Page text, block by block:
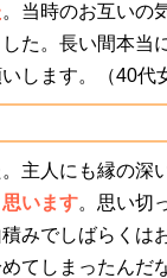
。当時のお互いの
た。長い間本当
します。（40代
主人にも縁の深
います。思い切
みでしばらくは
てしまったんだ